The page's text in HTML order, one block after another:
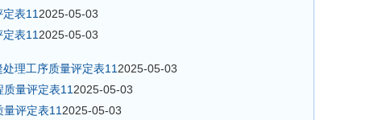
表11 2025-05-03
表11 2025-05-03
理工序质量评定表11 2025-05-03
量评定表11 2025-05-03
评定表11 2025-05-03